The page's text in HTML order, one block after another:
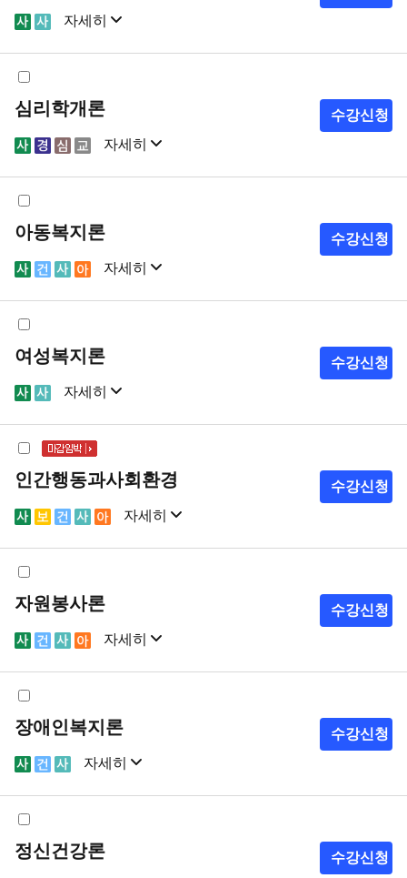
자세히
샘플강의 강의계획서
심리학개론
자세히
샘플강의 강의계획서
수강신청
아동복지론
자세히
샘플강의 강의계획서
수강신청
여성복지론
자세히
샘플강의 강의계획서
수강신청
인간행동과사회환경
자세히
샘플강의 강의계획서
수강신청
자원봉사론
자세히
샘플강의 강의계획서
수강신청
장애인복지론
자세히
샘플강의 강의계획서
수강신청
정신건강론 수강신청